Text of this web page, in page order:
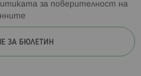
за поверителност на
ЗА БЮЛЕТИН